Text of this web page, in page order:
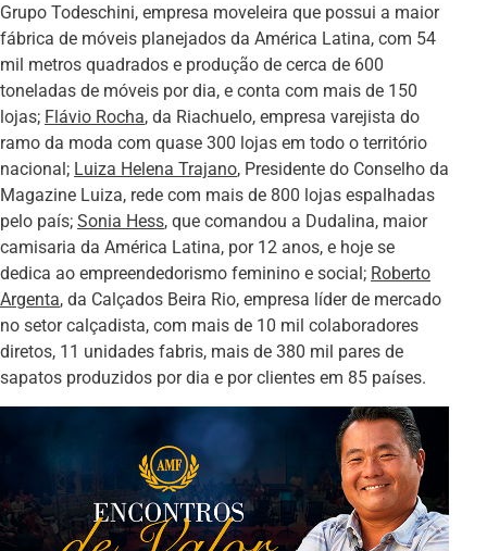
Grupo Todeschini, empresa moveleira que possui a maior
fábrica de móveis planejados da América Latina, com 54
mil metros quadrados e produção de cerca de 600
toneladas de móveis por dia, e conta com mais de 150
lojas; Flávio Rocha, da Riachuelo, empresa varejista do
ramo da moda com quase 300 lojas em todo o território
nacional; Luiza Helena Trajano, Presidente do Conselho da
Magazine Luiza, rede com mais de 800 lojas espalhadas
pelo país; Sonia Hess, que comandou a Dudalina, maior
camisaria da América Latina, por 12 anos, e hoje se
dedica ao empreendedorismo feminino e social; Roberto
Argenta, da Calçados Beira Rio, empresa líder de mercado
no setor calçadista, com mais de 10 mil colaboradores
diretos, 11 unidades fabris, mais de 380 mil pares de
sapatos produzidos por dia e por clientes em 85 países.